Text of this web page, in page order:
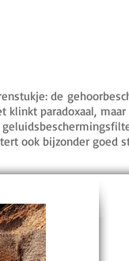
de
klinkt paradoxaal,
ook bijzonder goed